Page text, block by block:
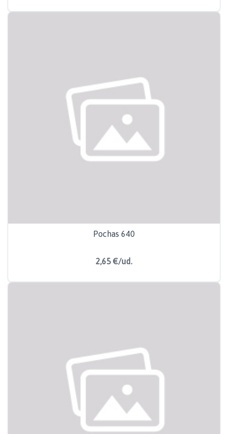
Pochas 640
2,65 €/ud.